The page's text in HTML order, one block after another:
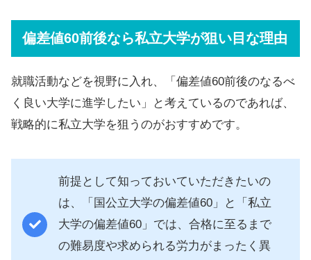
偏差値60前後なら私立大学が狙い目な理由
就職活動などを視野に入れ、「偏差値60前後のなるべ
く良い大学に進学したい」と考えているのであれば、
戦略的に私立大学を狙うのがおすすめです。
前提として知っておいていただきたいの
は、「国公立大学の偏差値60」と「私立
大学の偏差値60」では、合格に至るまで
の難易度や求められる労力がまったく異